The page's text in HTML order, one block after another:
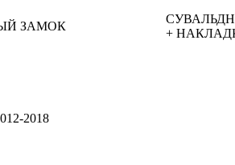
ЗАМОК
+
2018